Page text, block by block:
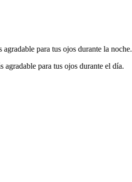
para tus ojos durante la noche.
agradable para tus ojos durante el día.